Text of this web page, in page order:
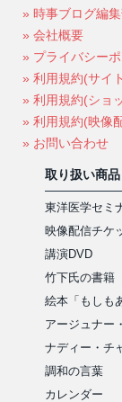
» 時事ブログ編
» 会社概要
» プライバシー
» 利用規約(サイ
» 利用規約(ショ
» 利用規約(映像
» お問い合わせ
取り扱い商品
東洋医学セミ
映像配信チケ
講演DVD
竹下氏の書籍
絵本「もしも
アージュナー
ナディー・チ
調和の言葉
カレンダー